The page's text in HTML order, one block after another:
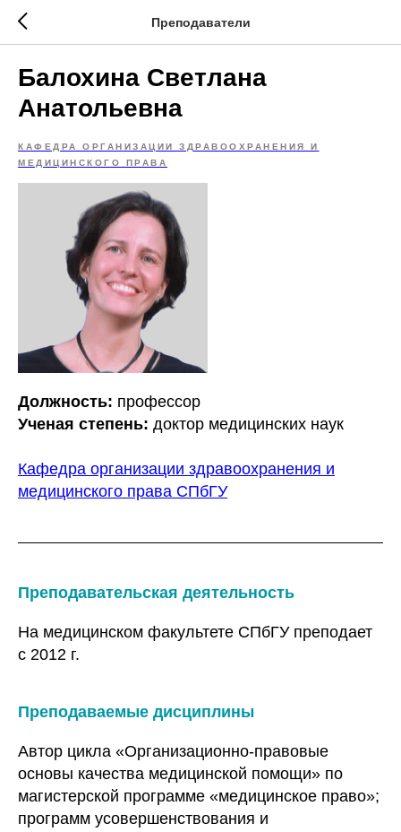
Преподаватели
Балохина Светлана
Анатольевна
КАФЕДРА ОРГАНИЗАЦИИ ЗДРАВООХРАНЕНИЯ И
МЕДИЦИНСКОГО ПРАВА
Должность: профессор
Ученая степень: доктор медицинских наук
Кафедра организации здравоохранения и
медицинского права СПбГУ
Преподавательская деятельность
На медицинском факультете СПбГУ преподает
с 2012 г.
Преподаваемые дисциплины
Автор цикла «Организационно-правовые
основы качества медицинской помощи» по
магистерской программе «медицинское право»;
программ усовершенствования и